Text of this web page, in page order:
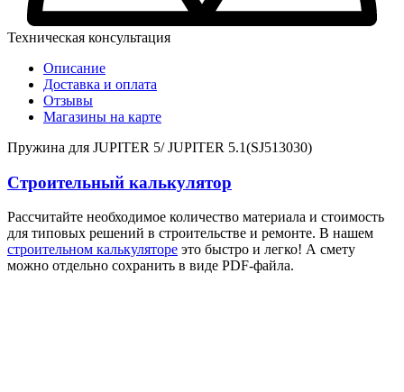
Техническая консультация
Описание
Доставка и оплата
Отзывы
Магазины на карте
Пружина для JUPITER 5/ JUPITER 5.1(SJ513030)
Строительный калькулятор
Рассчитайте необходимое количество материала и стоимость
для типовых решений в строительстве и ремонте. В нашем
строительном калькуляторе это быстро и легко! А смету
можно отдельно сохранить в виде PDF-файла.